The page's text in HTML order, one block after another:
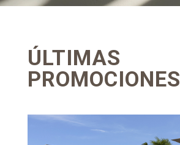
ÚLTIMAS
PROMOCIONES